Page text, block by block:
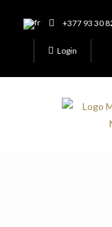
+377 93 30
Login